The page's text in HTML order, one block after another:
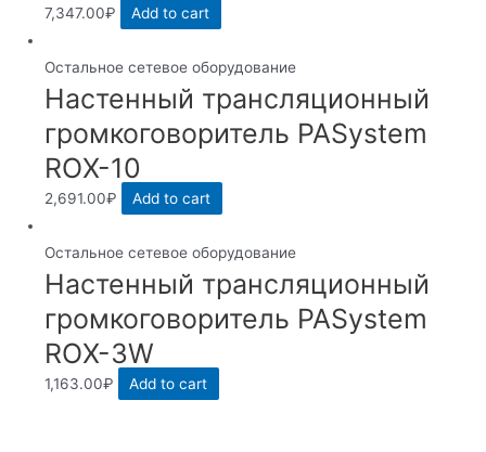
7,347.00₽ Add to cart
Остальное сетевое оборудование
Настенный трансляционный
громкоговоритель PASystem
ROX-10
2,691.00₽ Add to cart
Остальное сетевое оборудование
Настенный трансляционный
громкоговоритель PASystem
ROX-3W
1,163.00₽ Add to cart